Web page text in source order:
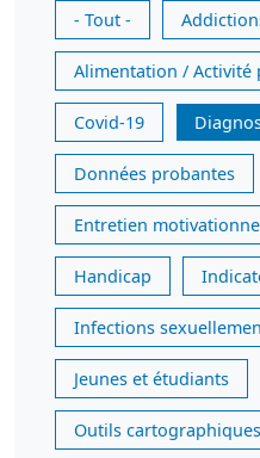
- Tout -
Alimentation / Activité
Covid-19
Données probantes
Entretien
Handicap
Infections
Jeunes et étudiants
Outils cartographiques